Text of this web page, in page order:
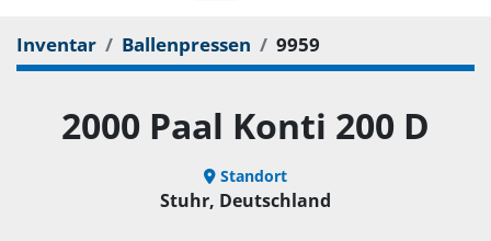
Inventar Ballenpressen 9959
2000 Paal Konti 200 D
Standort
Stuhr, Deutschland